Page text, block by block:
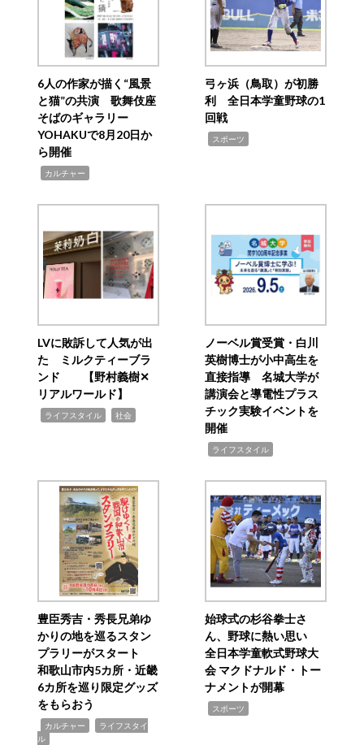
6人の作家が描く“風景
と猫”の共演 歌舞伎座
そばのギャラリー
YOHAKUで8月20日か
ら開催
カルチャー
弓ヶ浜（鳥取）が初勝
利 全日本学童野球の1
回戦
スポーツ
LVに敗訴して人気が出
た ミルクティーブラ
ンド 【野村義樹✕
リアルワールド】
ライフスタイル 社会
ノーベル賞受賞・白川
英樹博士が小中高生を
直接指導 名城大学が
講演会と導電性プラス
チック実験イベントを
開催
ライフスタイル
豊臣秀吉・秀長兄弟ゆ
かりの地を巡るスタン
プラリーがスタート
和歌山市内5カ所・近畿
6カ所を巡り限定グッズ
をもらおう
カルチャー
ライフスタイ
ル
始球式の杉谷拳士さ
ん、野球に熱い思い
全日本学童軟式野球大
会 マクドナルド・トー
ナメントが開幕
スポーツ